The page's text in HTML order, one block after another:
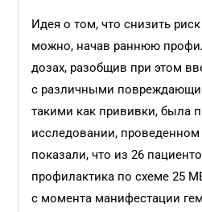
Идея о том, что снизить
можно, начав раннюю
дозах, разобщив при этом
с различными
такими как прививки, была
исследовании,
показали, что из 26
профилактика по схеме 25
с момента манифестации